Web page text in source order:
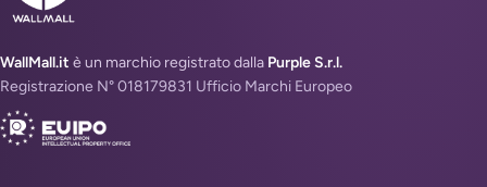
WallMall.it è un marchio registrato dalla Purple S.r.l.
Registrazione N° 018179831 Ufficio Marchi Europeo